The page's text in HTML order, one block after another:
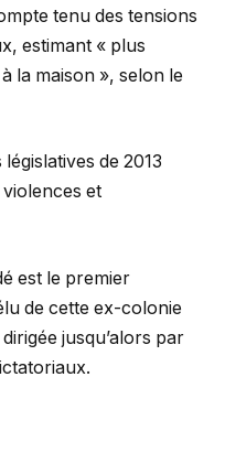
tenu des tensions
estimant « plus
la maison », selon le
de 2013
et
est le premier
de cette ex-colonie
jusqu’alors par